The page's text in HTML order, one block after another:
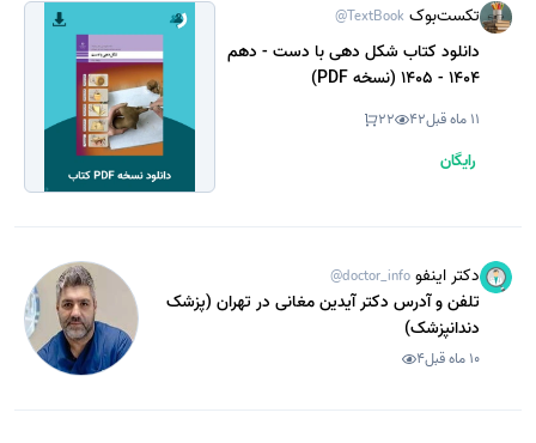
تکست‌بوک @TextBook
دانلود کتاب شکل دهی با دست - دهم
1404 - 1405 (نسخه PDF)
11 ماه قبل 42
22
رایگان
دکتر اینفو @doctor_info
تلفن و آدرس دکتر آیدین مغانی در تهران (پزشک
دندانپزشک)
10 ماه قبل 4